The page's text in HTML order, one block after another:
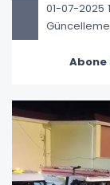
01-07-2025
Güncelleme
Abone